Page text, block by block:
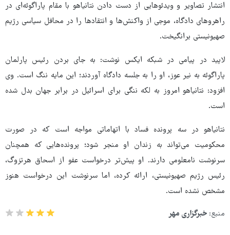
انتشار تصاویر و ویدئوهایی از دست دادن نتانیاهو با مقام پاراگوئه‌ای در
راهروهای دادگاه، موجی از واکنش‌ها و انتقادها را در محافل سیاسی رژیم
صهیونیستی برانگیخت.
لاپید در پیامی در شبکه ایکس نوشت: به جای بردن رئیس پارلمان
پاراگوئه به نیر عوز، او را به جلسه دادگاه آوردند؛ این مایه ننگ است. وی
افزود: نتانیاهو امروز به لکه ننگی برای اسرائیل در برابر جهان بدل شده
است.
نتانیاهو در سه پرونده فساد با اتهاماتی مواجه است که در صورت
محکومیت می‌تواند به زندان او منجر شود؛ پرونده‌هایی که همچنان
سرنوشت نامعلومی دارند. او پیش‌تر درخواست عفو از اسحاق هرتزوگ،
رئیس رژیم صهیونیستی، ارائه کرده، اما سرنوشت این درخواست هنوز
مشخص نشده است.
منبع: خبرگزاری مهر